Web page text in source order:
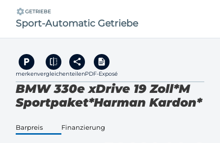
GETRIEBE
Sport-Automatic Getriebe
merkenvergleichenteilenPDF-Exposé
BMW 330e xDrive 19 Zoll*M
Sportpaket*Harman Kardon*
Barpreis Finanzierung